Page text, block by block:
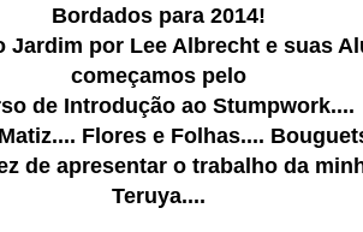
Bordados para 2014!
Jardim por Lee Albrecht e suas
começamos pelo
de Introdução ao Stumpwork....
Flores e Folhas....
de apresentar o trabalho da
Teruya....